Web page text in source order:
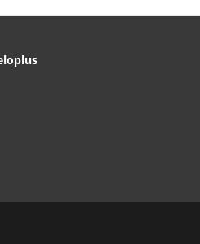
für Regenbekleidung -
CHF 209.00